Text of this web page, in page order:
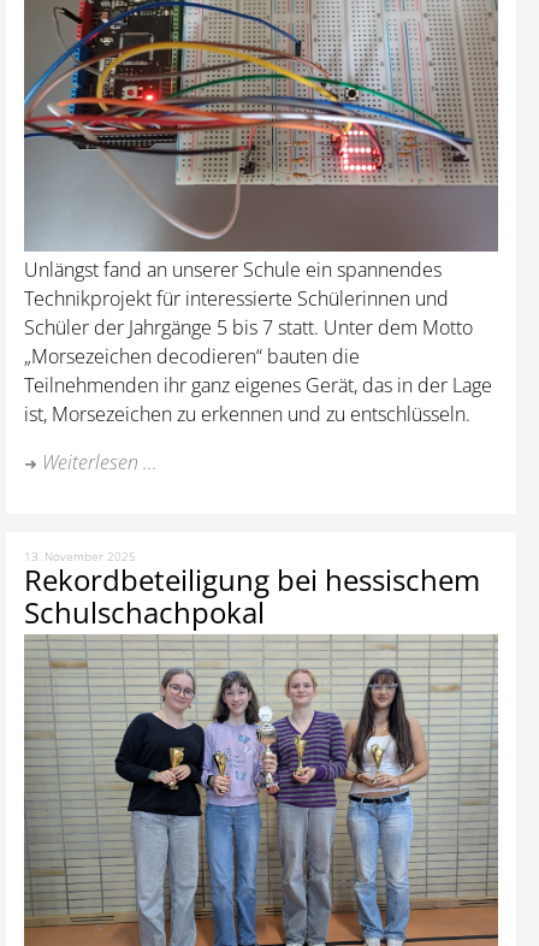
Unlängst fand an unserer Schule ein spannendes
Technikprojekt für interessierte Schülerinnen und
Schüler der Jahrgänge 5 bis 7 statt. Unter dem Motto
„Morsezeichen decodieren“ bauten die
Teilnehmenden ihr ganz eigenes Gerät, das in der Lage
ist, Morsezeichen zu erkennen und zu entschlüsseln.
Weiterlesen ...
13. November 2025
Rekordbeteiligung bei hessischem
Schulschachpokal